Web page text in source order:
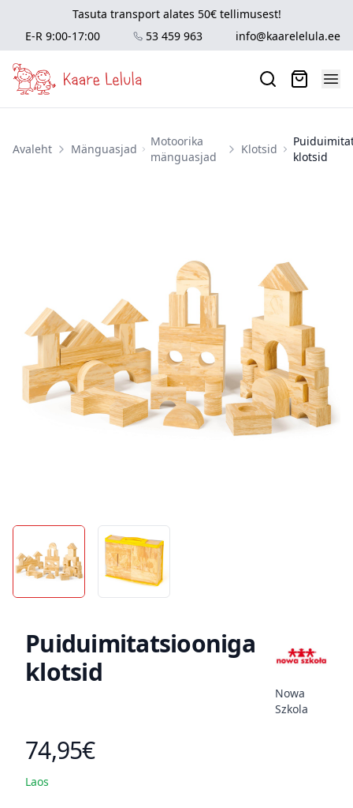
Tasuta transport alates 50€ tellimusest!
E-R 9:00-17:00
53 459 963 info@kaarelelula.ee
Avaleht Mänguasjad
Motoorika
mänguasjad
Klotsid
klotsid
Puiduimitatsiooniga
klotsid
Nowa
Szkola
Toote hind
74,95€
Laos